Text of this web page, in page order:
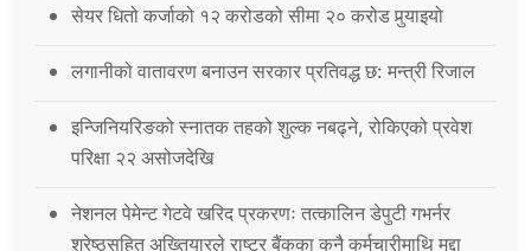
सेयर धितो कर्जाको १२ करोडको सीमा २० करोड पुर्‍याइयो
लगानीको वातावरण बनाउन सरकार प्रतिवद्ध छ: मन्त्री रिजाल
इन्जिनियरिङको स्नातक तहको शुल्क नबढ्ने, रोकिएको प्रवेश
परिक्षा २२ असोजदेखि
नेशनल पेमेन्ट गेटवे खरिद प्रकरणः तत्कालिन डेपुटी गभर्नर
श्रेष्ठसहित अख्तियारले राष्ट्र बैंकका कुनै कर्मचारीमाथि मुद्दा